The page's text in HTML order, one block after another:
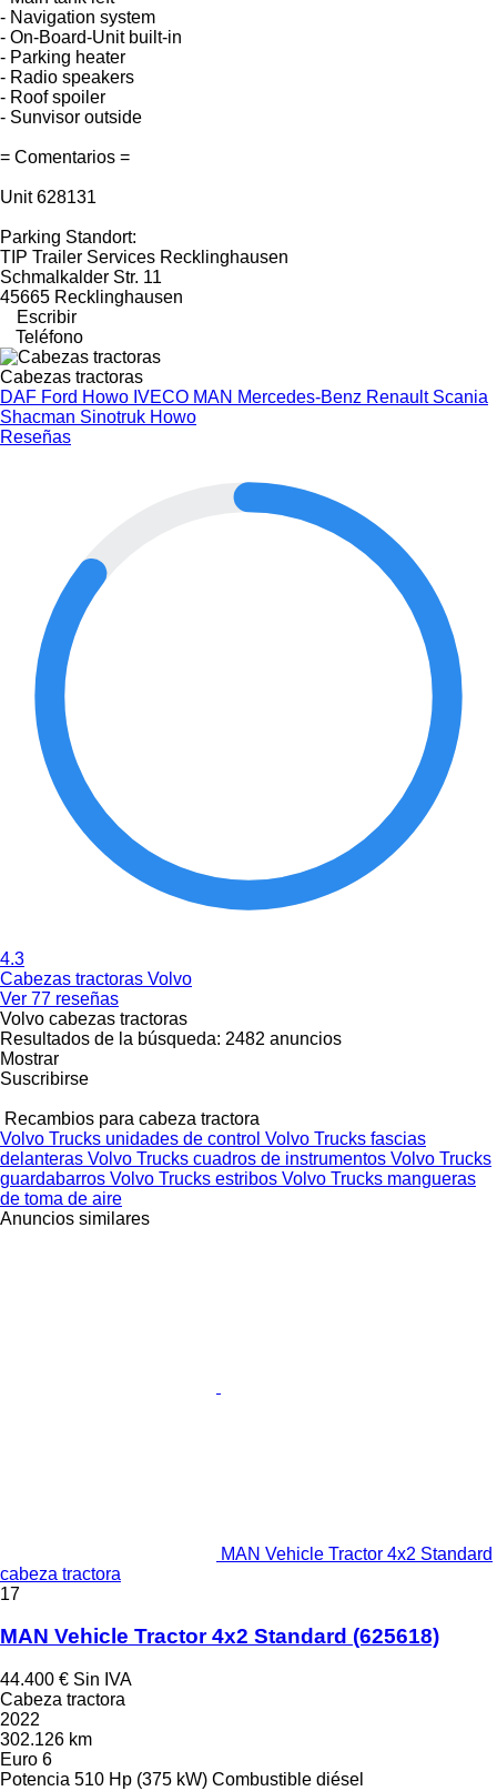
- Navigation system
- On-Board-Unit built-in
- Parking heater
- Radio speakers
- Roof spoiler
- Sunvisor outside
= Comentarios =
Unit 628131
Parking Standort:
TIP Trailer Services Recklinghausen
Schmalkalder Str. 11
45665 Recklinghausen
Escribir
Teléfono
Cabezas tractoras
DAF Ford Howo IVECO MAN Mercedes-Benz Renault Scania
Shacman Sinotruk Howo
Reseñas
4.3
Cabezas tractoras Volvo
Ver 77 reseñas
Volvo cabezas tractoras
Resultados de la búsqueda: 2482 anuncios
Mostrar
Suscribirse
Recambios para cabeza tractora
Volvo Trucks unidades de control Volvo Trucks fascias
delanteras Volvo Trucks cuadros de instrumentos Volvo Trucks
guardabarros Volvo Trucks estribos Volvo Trucks mangueras
de toma de aire
Anuncios similares
MAN Vehicle Tractor 4x2 Standard
cabeza tractora
17
MAN Vehicle Tractor 4x2 Standard (625618)
44.400 € Sin IVA
Cabeza tractora
2022
302.126 km
Euro 6
Potencia 510 Hp (375 kW) Combustible diésel